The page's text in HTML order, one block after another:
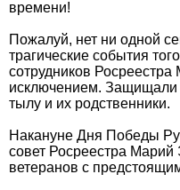
времени!
Пожалуй, нет ни одной
трагические события
сотрудников
исключением. Защищали
тылу и их родственники.
Накануне Дня Победы
совет Росреестра Марий
ветеранов с